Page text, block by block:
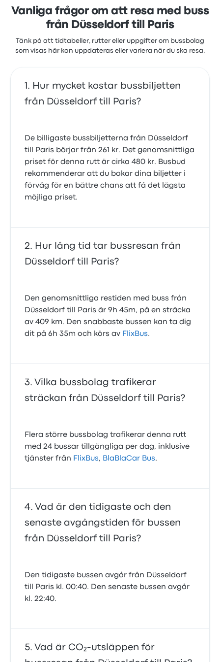
Vanliga frågor om att resa med buss
från Düsseldorf till Paris
Tänk på att tidtabeller, rutter eller uppgifter om bussbolag
som visas här kan uppdateras eller variera när du ska resa.
Hur mycket kostar bussbiljetten
från Düsseldorf till Paris?
De billigaste bussbiljetterna från Düsseldorf
till Paris börjar från 261 kr. Det genomsnittliga
priset för denna rutt är cirka 480 kr. Busbud
rekommenderar att du bokar dina biljetter i
förväg för en bättre chans att få det lägsta
möjliga priset.
Hur lång tid tar bussresan från
Düsseldorf till Paris?
Den genomsnittliga restiden med buss från
Düsseldorf till Paris är 9h 45m, på en sträcka
av 409 km. Den snabbaste bussen kan ta dig
dit på 6h 35m och körs av FlixBus.
Vilka bussbolag trafikerar
sträckan från Düsseldorf till Paris?
Flera större bussbolag trafikerar denna rutt
med 24 bussar tillgängliga per dag, inklusive
tjänster från FlixBus, BlaBlaCar Bus.
Vad är den tidigaste och den
senaste avgångstiden för bussen
från Düsseldorf till Paris?
Den tidigaste bussen avgår från Düsseldorf
till Paris kl. 00:40. Den senaste bussen avgår
kl. 22:40.
Vad är CO₂-utsläppen för